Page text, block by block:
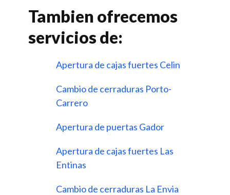
Tambien ofrecemos
servicios de:
Apertura de cajas fuertes Celin
Cambio de cerraduras Porto-
Carrero
Apertura de puertas Gador
Apertura de cajas fuertes Las
Entinas
Cambio de cerraduras La Envia